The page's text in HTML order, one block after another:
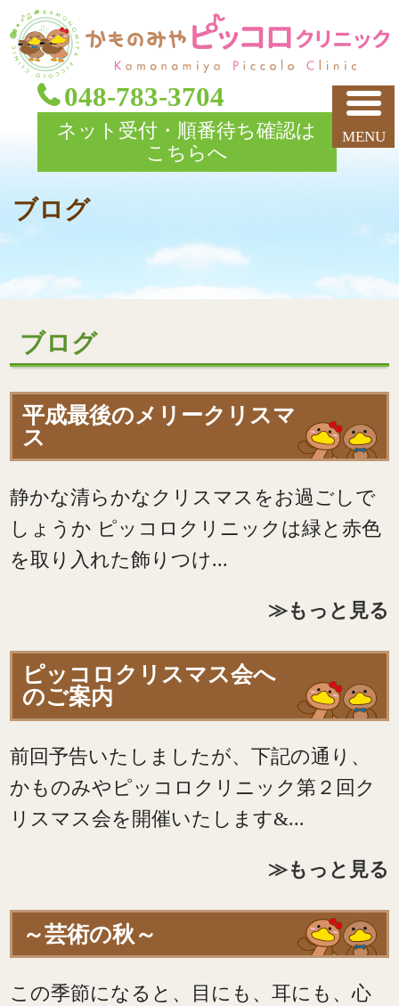
048-783-3704
ネット受付・順番待ち確認は
こちらへ
ブログ
ブログ
平成最後のメリークリスマ
ス
静かな清らかなクリスマスをお過ごしで
しょうか ピッコロクリニックは緑と赤色
を取り入れた飾りつけ...
≫もっと見る
ピッコロクリスマス会へ
のご案内
前回予告いたしましたが、下記の通り、
かものみやピッコロクリニック第２回ク
リスマス会を開催いたします&...
≫もっと見る
～芸術の秋～
この季節になると、目にも、耳にも、心